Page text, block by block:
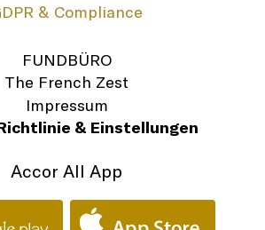
& Compliance
FUNDBÜRO
The French Zest
Impressum
& Einstellungen
Accor All App